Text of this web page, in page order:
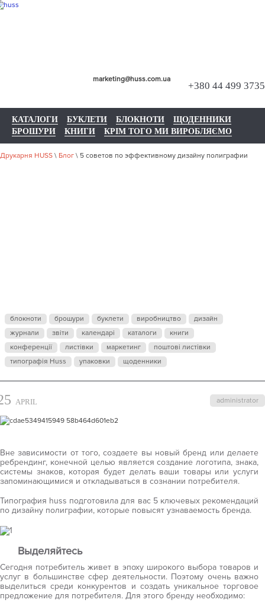
+380 44 499 3735
marketing@huss.com.ua
КАТАЛОГИ БУКЛЕТИ БЛОКНОТИ
ЩОДЕННИКИ
БРОШУРИ
КНИГИ КРІМ ТОГО МИ ВИРОБЛЯЄМО
Друкарня HUSS \ Блог \ 5 советов по эффективному дизайну полиграфии
ДИЗАЙНУ
блокноти брошури буклети виробництво
дизайн
журнали
звіти календарі каталоги
книги
конференції
листівки маркетинг
поштові листівки
типографія Huss
упаковки щоденники
administrator
APRIL
Вне зависимости от того, создаете вы новый бренд или делаете
ребрендинг, конечной целью является создание логотипа, знака,
системы знаков, которая будет делать ваши товары или услуги
запоминающимися и откладываться в сознании потребителя.
Типография huss подготовила для вас 5 ключевых рекомендаций
по дизайну полиграфии, которые повысят узнаваемость бренда.
Выделяйтесь
Сегодня потребитель живет в эпоху широкого выбора товаров и
услуг в большинстве сфер деятельности. Поэтому очень важно
выделиться среди конкурентов и создать уникальное торговое
предложение для потребителя. Для этого бренду необходимо: